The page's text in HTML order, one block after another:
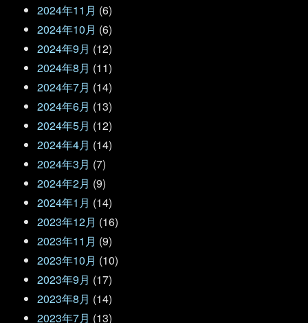
2024年11月 (6)
2024年10月 (6)
2024年9月 (12)
2024年8月 (11)
2024年7月 (14)
2024年6月 (13)
2024年5月 (12)
2024年4月 (14)
2024年3月 (7)
2024年2月 (9)
2024年1月 (14)
2023年12月 (16)
2023年11月 (9)
2023年10月 (10)
2023年9月 (17)
2023年8月 (14)
2023年7月 (13)